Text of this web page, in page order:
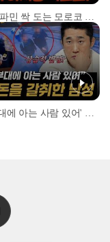
[예고] 도파민 싹 도는 모로코 야시장 투어!